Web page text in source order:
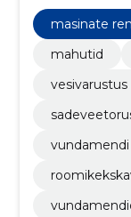
masinate
mahutid
vesivarustus